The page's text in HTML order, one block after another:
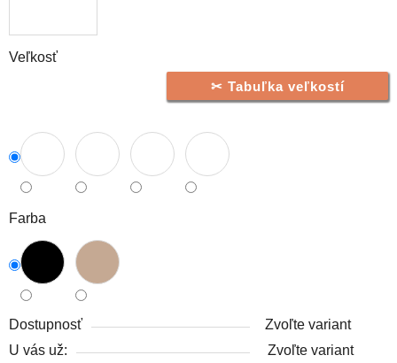
Tabuľka veľkostí
Veľkosť
Farba
Dostupnosť
Zvoľte variant
U vás už:
Zvoľte variant